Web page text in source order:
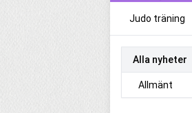
Judo träning
Alla nyheter
Allmänt